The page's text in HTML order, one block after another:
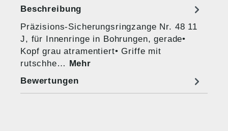
Beschreibung
Präzisions-Sicherungsringzange Nr. 48 11
J, für Innenringe in Bohrungen, gerade•
Kopf grau atramentiert• Griffe mit
rutschhe… Mehr
Bewertungen